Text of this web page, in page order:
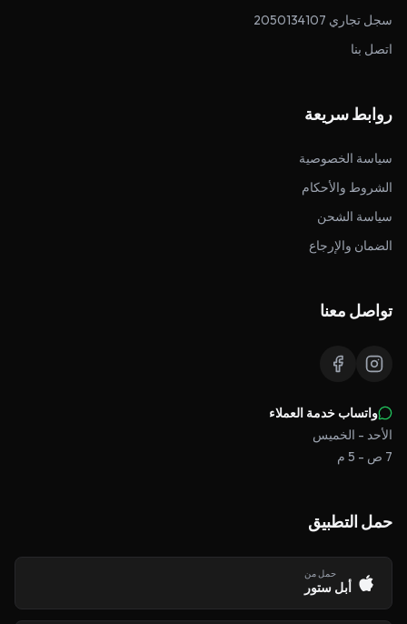
سجل تجاري 2050134107
اتصل بنا
روابط سريعة
سياسة الخصوصية
الشروط والأحكام
سياسة الشحن
الضمان والإرجاع
تواصل معنا
واتساب خدمة العملاء
الأحد - الخميس
7 ص - 5 م
حمل التطبيق
حمل من
أبل ستور